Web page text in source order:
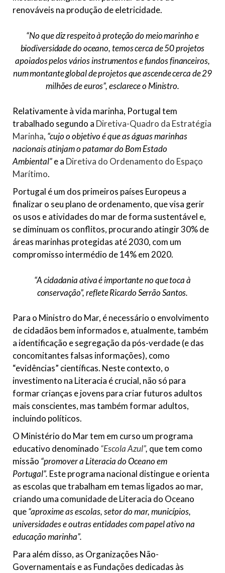
renováveis na produção de eletricidade.
“No que diz respeito à proteção do meio marinho e
biodiversidade do oceano, temos cerca de 50 projetos
apoiados pelos vários instrumentos e fundos financeiros,
num montante global de projetos que ascende cerca de 29
milhões de euros”, esclarece o Ministro.
Relativamente à vida marinha, Portugal tem
trabalhado segundo a Diretiva-Quadro da Estratégia
Marinha, “cujo o objetivo é que as águas marinhas
nacionais atinjam o patamar do Bom Estado
Ambiental”e a Diretiva do Ordenamento do Espaço
Marítimo.
Portugal é um dos primeiros países Europeus a
finalizar o seu plano de ordenamento, que visa gerir
os usos e atividades do mar de forma sustentável e,
se diminuam os conflitos, procurando atingir 30% de
áreas marinhas protegidas até 2030, com um
compromisso intermédio de 14% em 2020.
“A cidadania ativa é importante no que toca à
conservação”,reflete Ricardo Serrão Santos.
Para o Ministro do Mar, é necessário o envolvimento
de cidadãos bem informados e, atualmente, também
a identificação e segregação da pós-verdade (e das
concomitantes falsas informações), como
“evidências” científicas. Neste contexto, o
investimento na Literacia é crucial, não só para
formar crianças e jovens para criar futuros adultos
mais conscientes, mas também formar adultos,
incluindo políticos.
O Ministério do Mar tem em curso um programa
educativo denominado “Escola Azul”, que tem como
missão “promover a Literacia do Oceano em
Portugal”. Este programa nacional distingue e orienta
as escolas que trabalham em temas ligados ao mar,
criando uma comunidade de Literacia do Oceano
que“aproxime as escolas, setor do mar, municípios,
universidades e outras entidades com papel ativo na
educação marinha”.
Para além disso, as Organizações Não-
Governamentais e as Fundações dedicadas às